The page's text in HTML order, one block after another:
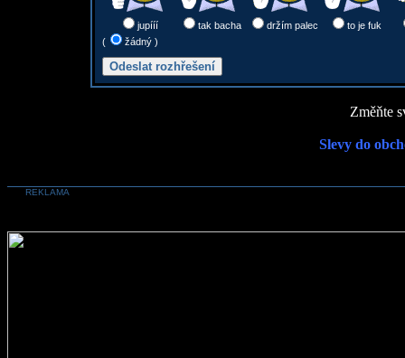
jupííí tak bacha držím palec
to je fuk
(
žádný )
Změňte
Slevy do
REKLAMA